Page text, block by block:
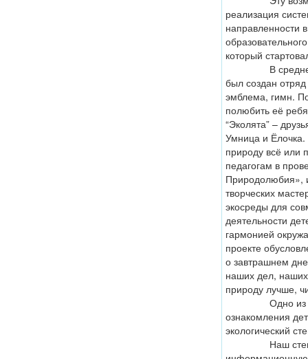
реализация
направленности
который
В средней
был создан
эмблема, гимн.
полюбить её
“Эколята” –
Умница и
природу всё или
педагогам в
Природолюбия»,
творческих
экосреды для
деятельности
гармонией
проекте
о завтрашнем
наших дел,
природу лучше,
Одно из
ознакомления
экологический
Наш стенд